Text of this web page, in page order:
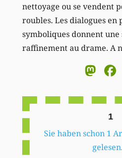
nettoyage ou se vendent
roubles. Les dialogues
symboliques donnent une
raffinement au drame. A
1
Sie haben schon 1
gelesen.